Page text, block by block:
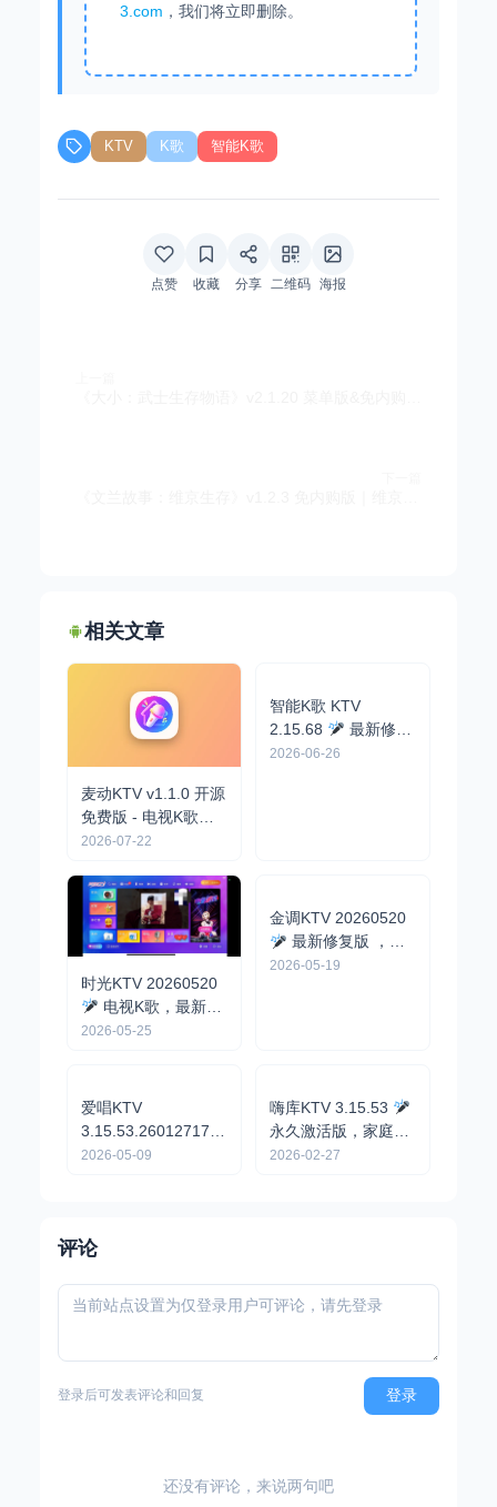
3.com ，我们将立即删除。
KTV K歌 智能K歌
点赞 收藏 分享 二维码 海报
相关文章
麦动KTV v1.1.0 开源
免费版 - 电视K歌神
器/曲库丰富
2026-07-22
时光KTV 20260520
电视K歌，最新可
用版，支持扫码点
2026-05-25
最新修复版 ，家
庭KTV，支持语音点
2026-05-19
3.15.53.2601271744
| 解锁终身会员，可
2026-05-09
嗨库KTV 3.15.53